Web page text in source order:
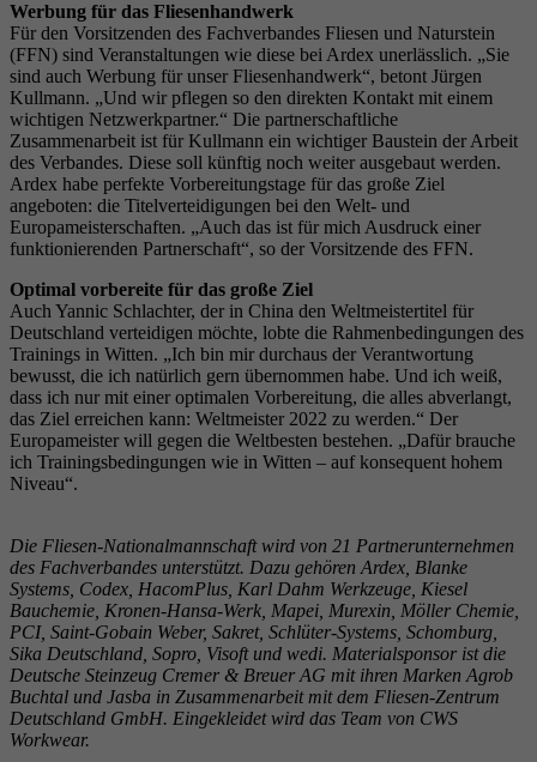
Werbung für das Fliesenhandwerk
Für den Vorsitzenden des Fachverbandes Fliesen und Naturstein
(FFN) sind Veranstaltungen wie diese bei Ardex unerlässlich. „Sie
sind auch Werbung für unser Fliesenhandwerk“, betont Jürgen
Kullmann. „Und wir pflegen so den direkten Kontakt mit einem
wichtigen Netzwerkpartner.“ Die partnerschaftliche
Zusammenarbeit ist für Kullmann ein wichtiger Baustein der Arbeit
des Verbandes. Diese soll künftig noch weiter ausgebaut werden.
Ardex habe perfekte Vorbereitungstage für das große Ziel
angeboten: die Titelverteidigungen bei den Welt- und
Europameisterschaften. „Auch das ist für mich Ausdruck einer
funktionierenden Partnerschaft“, so der Vorsitzende des FFN.
Optimal vorbereite für das große Ziel
Auch Yannic Schlachter, der in China den Weltmeistertitel für
Deutschland verteidigen möchte, lobte die Rahmenbedingungen des
Trainings in Witten. „Ich bin mir durchaus der Verantwortung
bewusst, die ich natürlich gern übernommen habe. Und ich weiß,
dass ich nur mit einer optimalen Vorbereitung, die alles abverlangt,
das Ziel erreichen kann: Weltmeister 2022 zu werden.“ Der
Europameister will gegen die Weltbesten bestehen. „Dafür brauche
ich Trainingsbedingungen wie in Witten – auf konsequent hohem
Niveau“.
Die Fliesen-Nationalmannschaft wird von 21 Partnerunternehmen
des Fachverbandes unterstützt. Dazu gehören Ardex, Blanke
Systems, Codex, HacomPlus, Karl Dahm Werkzeuge, Kiesel
Bauchemie, Kronen-Hansa-Werk, Mapei, Murexin, Möller Chemie,
PCI, Saint-Gobain Weber, Sakret, Schlüter-Systems, Schomburg,
Sika Deutschland, Sopro, Visoft und wedi. Materialsponsor ist die
Deutsche Steinzeug Cremer & Breuer AG mit ihren Marken Agrob
Buchtal und Jasba in Zusammenarbeit mit dem Fliesen-Zentrum
Deutschland GmbH. Eingekleidet wird das Team von CWS
Workwear.